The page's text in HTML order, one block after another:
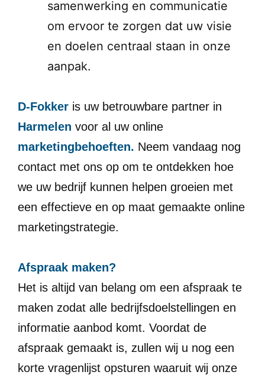
samenwerking en communicatie
om ervoor te zorgen dat uw visie
en doelen centraal staan in onze
aanpak.
D-Fokker is uw betrouwbare partner in
Harmelen voor al uw online
marketingbehoeften. Neem vandaag nog
contact met ons op om te ontdekken hoe
we uw bedrijf kunnen helpen groeien met
een effectieve en op maat gemaakte online
marketingstrategie.
Afspraak maken?
Het is altijd van belang om een afspraak te
maken zodat alle bedrijfsdoelstellingen en
informatie aanbod komt. Voordat de
afspraak gemaakt is, zullen wij u nog een
korte vragenlijst opsturen waaruit wij onze